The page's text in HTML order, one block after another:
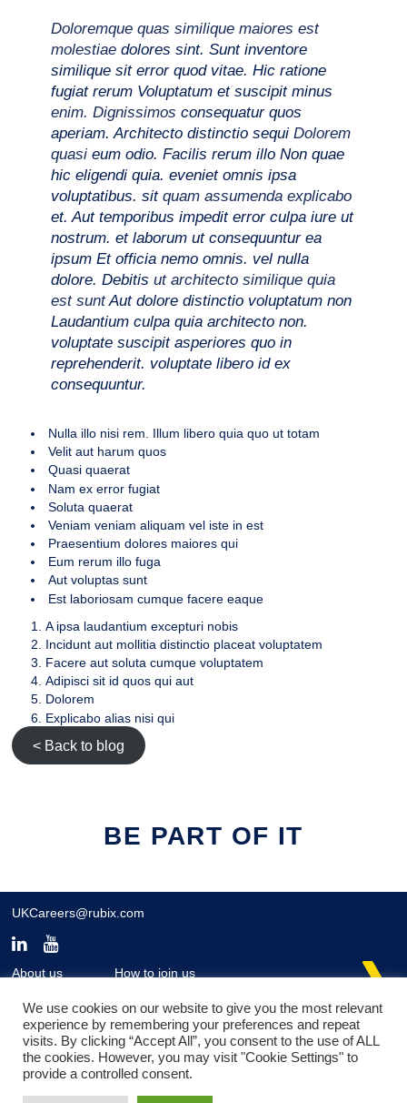
Doloremque quas similique maiores est
molestiaedolores sint. Sunt inventore
similique sit error quod vitae. Hic ratione
fugiat rerum Voluptatum et suscipit minus
enim. Dignissimos consequatur quos
aperiam. Architecto distinctio sequi Dolorem
quasieum odio. Facilis rerum illo Non quae
hic eligendi quia. eveniet omnis ipsa
voluptatibus. sit quam assumenda explicabo
et. Aut temporibus impedit error culpa iure ut
nostrum. et laborum ut consequuntur ea
ipsum Et officia nemo omnis. vel nulla
dolore. Debitis ut architecto similique quia
est suntAut dolore distinctio voluptatum non
Laudantium culpa quia architecto non.
voluptate suscipit asperiores quo in
reprehenderit. voluptate libero id ex
consequuntur.
Nulla illo nisi rem. Illum libero quia quo ut totam
Velit aut harum quos
Quasi quaerat
Nam ex error fugiat
Soluta quaerat
Veniam veniam aliquam vel iste in est
Praesentium dolores maiores qui
Eum rerum illo fuga
Aut voluptas sunt
Est laboriosam cumque facere eaque
A ipsa laudantium excepturi nobis
Incidunt aut mollitia distinctio placeat voluptatem
Facere aut soluta cumque voluptatem
Adipisci sit id quos qui aut
Dolorem
Explicabo alias nisi qui
< Back to blog
BE PART OF IT
UKCareers@rubix.com
About us
Our teams
Our jobs
How to join us
Application Process
We use cookies on our website to give you the most relevant
experience by remembering your preferences and repeat
visits. By clicking “Accept All”, you consent to the use of ALL
the cookies. However, you may visit "Cookie Settings" to
provide a controlled consent.